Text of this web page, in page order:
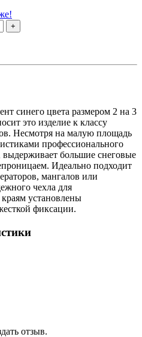
синего цвета размером 2 на 3
это изделие к классу
Несмотря на малую площадь
профессионального
выдерживает большие снеговые
Идеально подходит
мангалов или
чехла для
установлены
фиксации.
отзыв.